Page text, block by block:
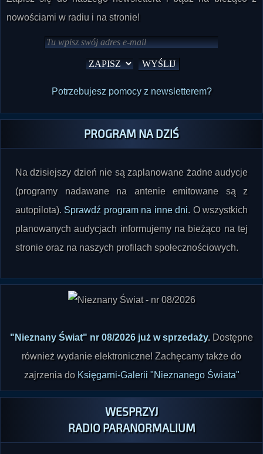
nowościami w radiu i na stronie!
Potrzebujesz pomocy z newsletterem?
PROGRAM NA DZIŚ
Na dzisiejszy dzień nie są zaplanowane żadne audycje
(programy nadawane na antenie emitowane są z
autopilota). Sprawdź program na inne dni. O wszystkich
planowanych audycjach informujemy na bieżąco na tej
stronie oraz na naszych profilach społecznościowych.
"Nieznany Świat" nr 08/2026 już w sprzedaży. Dostępne
również wydanie elektroniczne! Zachęcamy także do
zajrzenia do Księgarni-Galerii "Nieznanego Świata"
WESPRZYJ
RADIO PARANORMALIUM